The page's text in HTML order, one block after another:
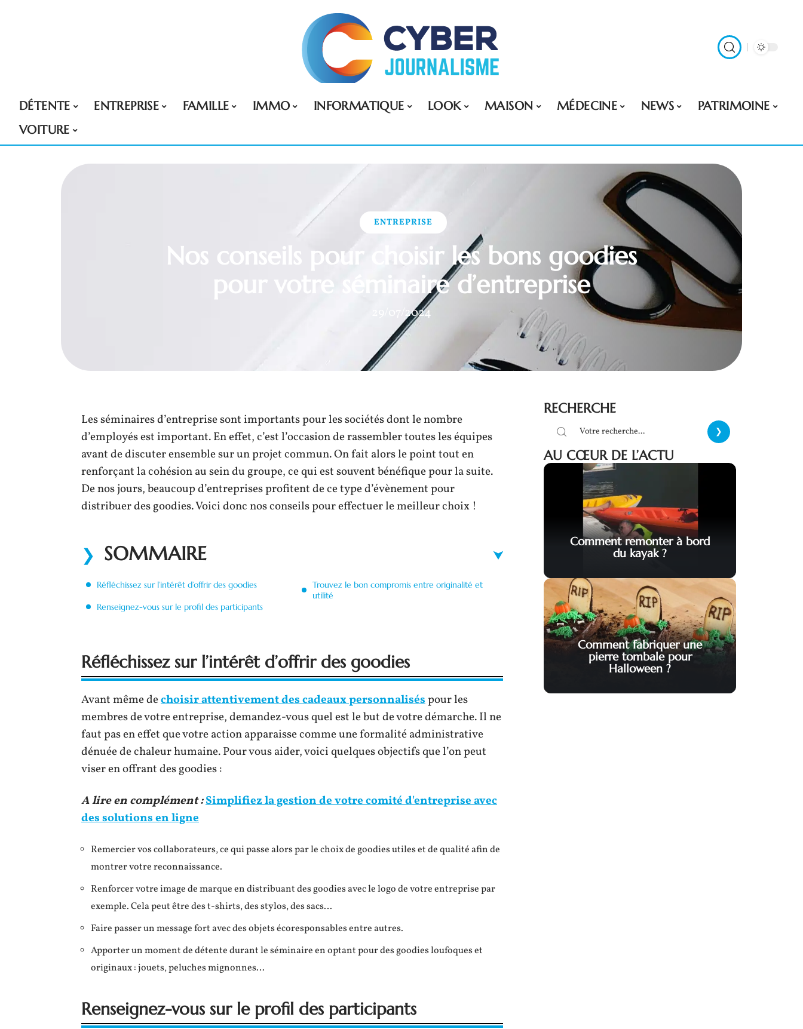
DÉTENTE ENTREPRISE FAMILLE IMMO INFORMATIQUE LOOK MAISON MÉDECINE NEWS
PATRIMOINE
VOITURE
ENTREPRISE
Nos conseils pour choisir les bons goodies
pour votre séminaire d’entreprise
29/07/2024
Les séminaires d’entreprise sont importants pour les sociétés dont le nombre
d’employés est important. En effet, c’est l’occasion de rassembler toutes les équipes
avant de discuter ensemble sur un projet commun. On fait alors le point tout en
renforçant la cohésion au sein du groupe, ce qui est souvent bénéfique pour la suite.
De nos jours, beaucoup d’entreprises profitent de ce type d’évènement pour
distribuer des goodies. Voici donc nos conseils pour effectuer le meilleur choix !
SOMMAIRE
Réfléchissez sur l’intérêt d’offrir des goodies
Renseignez-vous sur le profil des participants
Trouvez le bon compromis entre originalité et
utilité
Réfléchissez sur l’intérêt d’offrir des goodies
Avant même dechoisir attentivement des cadeaux personnaliséspour les
membres de votre entreprise, demandez-vous quel est le but de votre démarche. Il ne
faut pas en effet que votre action apparaisse comme une formalité administrative
dénuée de chaleur humaine. Pour vous aider, voici quelques objectifs que l’on peut
viser en offrant des goodies :
A lire en complément :Simplifiez la gestion de votre comité d'entreprise avec
des solutions en ligne
Remercier vos collaborateurs, ce qui passe alors par le choix de goodies utiles et de qualité afin de
montrer votre reconnaissance.
Renforcer votre image de marque en distribuant des goodies avec le logo de votre entreprise par
exemple. Cela peut être des t-shirts, des stylos, des sacs…
Faire passer un message fort avec des objets écoresponsables entre autres.
Apporter un moment de détente durant le séminaire en optant pour des goodies loufoques et
originaux : jouets, peluches mignonnes…
Renseignez-vous sur le profil des participants
RECHERCHE
AU CŒUR DE L’ACTU
Comment remonter à bord
du kayak ?
Comment fabriquer une
pierre tombale pour
Halloween ?